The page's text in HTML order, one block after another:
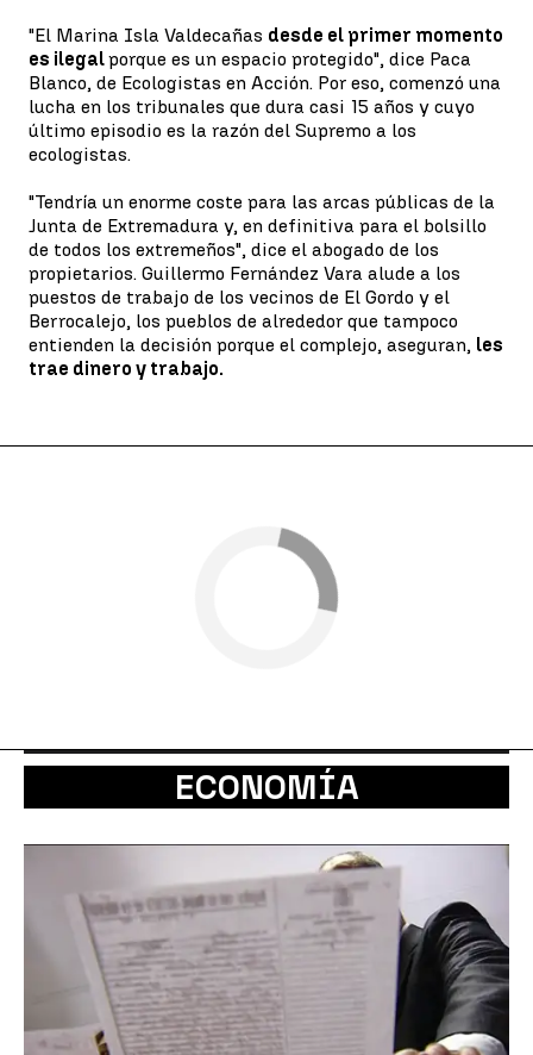
"El Marina Isla Valdecañas desde el primer momento
es ilegalporque es un espacio protegido", dice Paca
Blanco, de Ecologistas en Acción. Por eso, comenzó una
lucha en los tribunales que dura casi 15 años y cuyo
último episodio es la razón del Supremo a los
ecologistas.
"Tendría un enorme coste para las arcas públicas de la
Junta de Extremadura y, en definitiva para el bolsillo
de todos los extremeños", dice el abogado de los
propietarios. Guillermo Fernández Vara alude a los
puestos de trabajo de los vecinos de El Gordo y el
Berrocalejo, los pueblos de alrededor que tampoco
entienden la decisión porque el complejo, aseguran, les
trae dinero y trabajo.
ECONOMÍA